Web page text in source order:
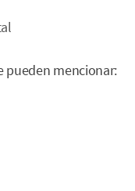
pueden mencionar: